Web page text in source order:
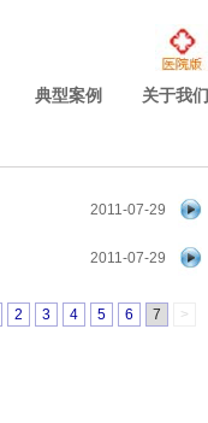
典型案例 关于我们
2011-07-29
2011-07-29
2 3 4 5 6 7 >